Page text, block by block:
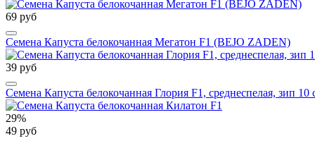
69 руб
Семена Капуста белокочанная Мегатон F1 (BEJO ZADEN)
39 руб
Семена Капуста белокочанная Глория F1, среднеспелая, зип 10
29%
49 руб